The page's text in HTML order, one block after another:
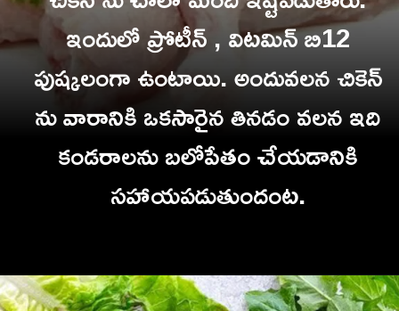
ఇందులో ప్రోటీన్ , విటమిన్ బి12
పుష్కలంగా ఉంటాయి. అందువలన చికెన్
ను వారానికి ఒకసారైన తినడం వలన ఇది
కండరాలను బలోపేతం చేయడానికి
సహాయపడుతుందంట.